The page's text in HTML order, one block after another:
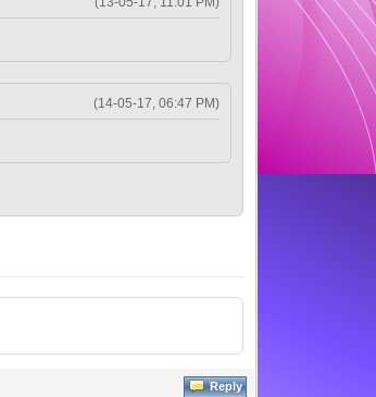
(14-05-17, 06:47 PM)
Reply